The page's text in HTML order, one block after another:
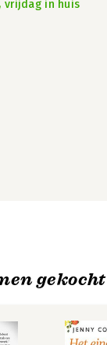
vrijdag in huis
gekocht